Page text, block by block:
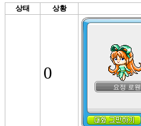
상태 상황
0
요정 로웬